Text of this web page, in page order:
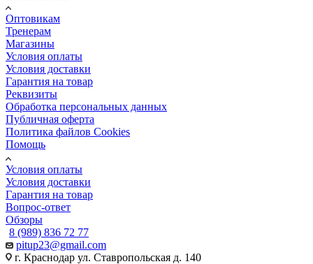
Оптовикам
Тренерам
Магазины
Условия оплаты
Условия доставки
Гарантия на товар
Реквизиты
Обработка персональных данных
Публичная оферта
Политика файлов Cookies
Помощь
Условия оплаты
Условия доставки
Гарантия на товар
Вопрос-ответ
Обзоры
8 (989) 836 72 77
pitup23@gmail.com
г. Краснодар ул. Ставропольская д. 140